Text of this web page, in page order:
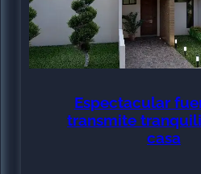
Espectacular
transmite
casa